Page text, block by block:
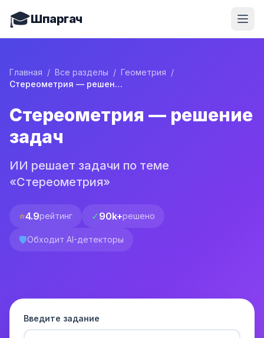
🎓Шпаргач
Главная / Все разделы / Геометрия /
Стереометрия — решение задач
Стереометрия — решение
задач
ИИ решает задачи по теме
«Стереометрия»
⭐4.9рейтинг ✓90k+решено
🛡️Обходит AI-детекторы
Введите задание